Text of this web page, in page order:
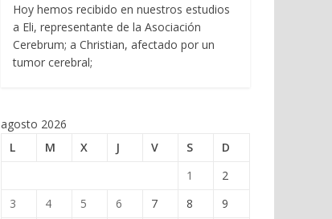
Hoy hemos recibido en nuestros estudios
a Eli, representante de la Asociación
Cerebrum; a Christian, afectado por un
tumor cerebral;
agosto 2026
L
M X J V S
D
1
2
3
4 5 6 7 8
9